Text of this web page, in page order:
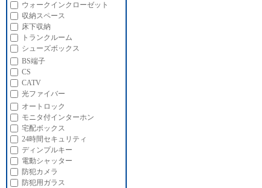
ウォークインクローゼット
収納スペース
床下収納
トランクルーム
シューズボックス
BS端子
CS
CATV
光ファイバー
オートロック
モニタ付インターホン
宅配ボックス
24時間セキュリティ
ディンプルキー
電動シャッター
防犯カメラ
防犯用ガラス